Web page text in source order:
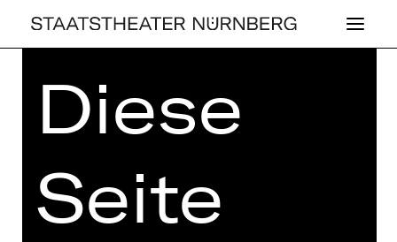
Home>Kaufen
2026/2027> Schauspielhaus-Abo
Mittwoch: B
Diese
Seite